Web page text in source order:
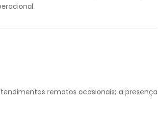
remotos ocasionais; a presença